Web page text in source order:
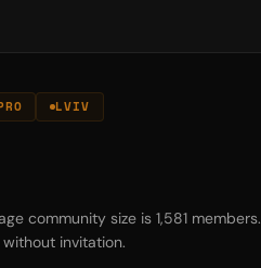
LVIV
community size is 1,581 members.
invitation.